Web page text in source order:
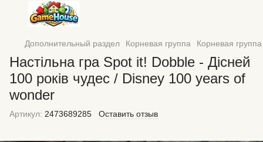
Дополнительный раздел Корневая группа Корневая
Настільна гра Spot it! Dobble - Дісней
100 років чудес / Disney 100 years of
wonder
Артикул: 2473689285 Оставить отзыв